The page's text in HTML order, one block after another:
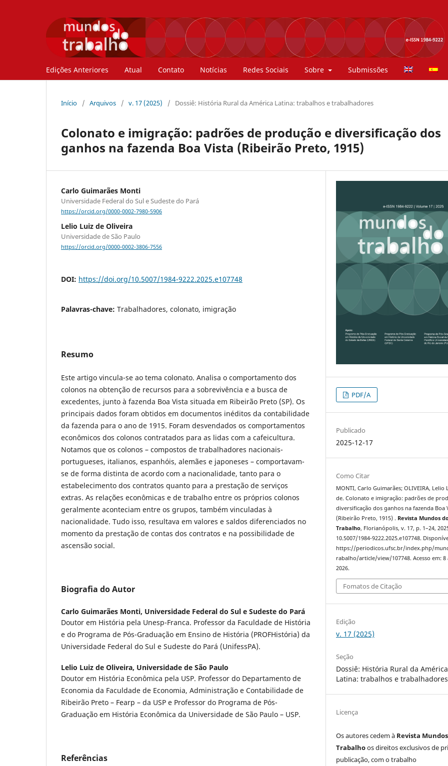
Edições Anteriores Atual Contato Notícias Redes Sociais Sobre Submissões
Início / Arquivos / v. 17 (2025) / Dossiê: História Rural da América Latina: trabalhos e trabalhadores
Colonato e imigração: padrões de produção e diversificação dos
ganhos na fazenda Boa Vista (Ribeirão Preto, 1915)
Carlo Guimarães Monti
Universidade Federal do Sul e Sudeste do Pará
https://orcid.org/0000-0002-7980-5906
Lelio Luiz de Oliveira
Universidade de São Paulo
https://orcid.org/0000-0002-3806-7556
DOI: https://doi.org/10.5007/1984-9222.2025.e107748
Palavras-chave: Trabalhadores, colonato, imigração
Resumo
Este artigo vincula-se ao tema colonato. Analisa o comportamento dos
colonos na obtenção de recursos para a sobrevivência e a busca de
excedentes, junto à fazenda Boa Vista situada em Ribeirão Preto (SP). Os
principais dados foram obtidos em documentos inéditos da contabilidade
da fazenda para o ano de 1915. Foram desvendados os comportamentos
econômicos dos colonos contratados para as lidas com a cafeicultura.
Notamos que os colonos – compostos de trabalhadores nacionais-
portugueses, italianos, espanhóis, alemães e japoneses – comportavam-
se de forma distinta de acordo com a nacionalidade, tanto para o
estabelecimento dos contratos quanto para a prestação de serviços
extras. As relações econômicas e de trabalho entre os próprios colonos
geralmente aconteciam entre os grupos, também vinculadas à
nacionalidade. Tudo isso, resultava em valores e saldos diferenciados no
momento da prestação de contas dos contratos e na possibilidade de
ascensão social.
Biografia do Autor
Carlo Guimarães Monti, Universidade Federal do Sul e Sudeste do Pará
Doutor em História pela Unesp-Franca. Professor da Faculdade de História
e do Programa de Pós-Graduação em Ensino de História (PROFHistória) da
Universidade Federal do Sul e Sudeste do Pará (UnifessPA).
Lelio Luiz de Oliveira, Universidade de São Paulo
Doutor em História Econômica pela USP. Professor do Departamento de
Economia da Faculdade de Economia, Administração e Contabilidade de
Ribeirão Preto – Fearp – da USP e Professor do Programa de Pós-
Graduação em História Econômica da Universidade de São Paulo – USP.
Referências
PDF/A
Publicado
2025-12-17
Como Citar
MONTI, Carlo Guimarães; OLIVEIRA, Lelio
de. Colonato e imigração: padrões de
diversificação dos ganhos na fazenda Boa
(Ribeirão Preto, 1915) . Revista Mundos
Trabalho, Florianópolis, v. 17, p. 1–24,
10.5007/1984-9222.2025.e107748.
https://periodicos.ufsc.br/index.php/
rabalho/article/view/107748. Acesso em: 8
2026.
Fomatos de Citação
Edição
v. 17 (2025)
Seção
Dossiê: História Rural da América
Latina: trabalhos e trabalhadores
Licença
Os autores cedem à Revista
Trabalhoos direitos exclusivos de
publicação, com o trabalho